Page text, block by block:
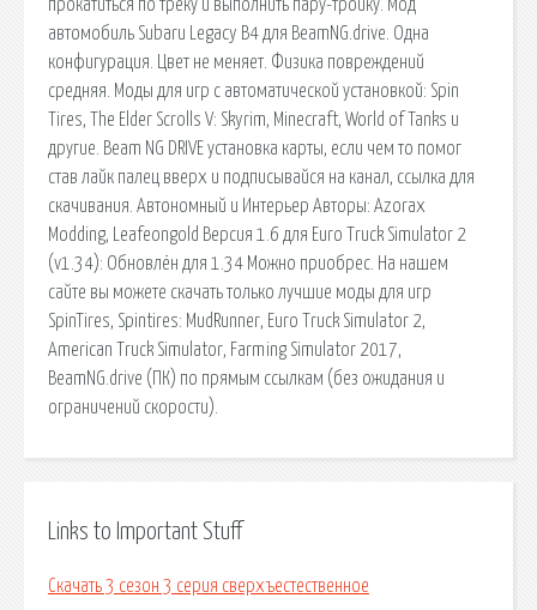
прокатиться по треку и выполнить пару-тройку. Мод
автомобиль Subaru Legacy B4 для BeamNG.drive. Одна
конфигурация. Цвет не меняет. Физика повреждений
средняя. Моды для игр с автоматической установкой: Spin
Tires, The Elder Scrolls V: Skyrim, Minecraft, World of Tanks и
другие. Beam NG DRIVE установка карты, если чем то помог
став лайк палец вверх и подписывайся на канал, ссылка для
скачивания. Автономный и Интерьер Авторы: Azorax
Modding, Leafeongold Версия 1.6 для Euro Truck Simulator 2
(v1.34): Обновлён для 1.34 Можно приобрес. На нашем
сайте вы можете скачать только лучшие моды для игр
SpinTires, Spintires: MudRunner, Euro Truck Simulator 2,
American Truck Simulator, Farming Simulator 2017,
BeamNG.drive (ПК) по прямым ссылкам (без ожидания и
ограничений скорости).
Links to Important Stuff
Скачать 3 сезон 3 серия сверхъестественное